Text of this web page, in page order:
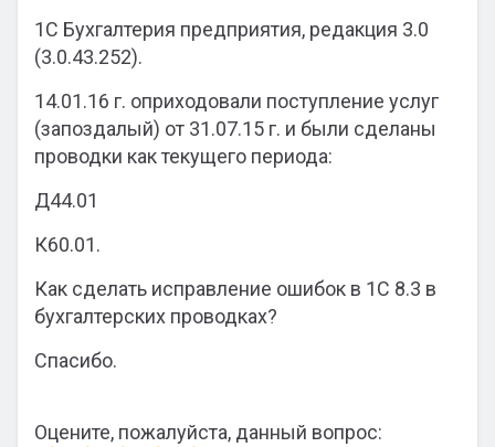
1С Бухгалтерия предприятия, редакция 3.0
(3.0.43.252).
14.01.16 г. оприходовали поступление услуг
(запоздалый) от 31.07.15 г. и были сделаны
проводки как текущего периода:
Д44.01
К60.01.
Как сделать исправление ошибок в 1С 8.3 в
бухгалтерских проводках?
Спасибо.
Оцените, пожалуйста, данный вопрос: